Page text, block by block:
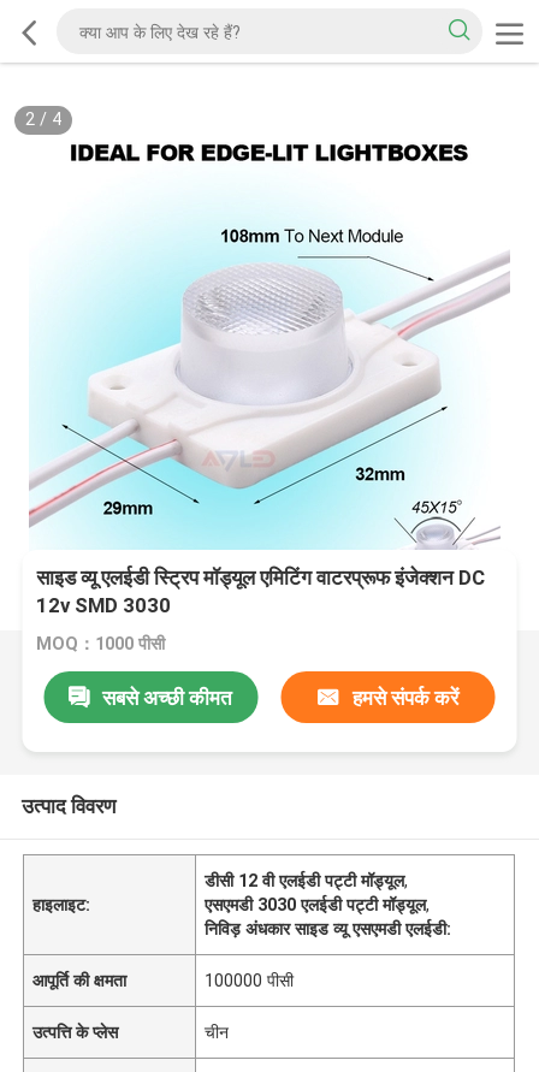
2/ 4
साइड व्यू एलईडी स्ट्रिप मॉड्यूल एमिटिंग वाटरप्रूफ इंजेक्शन DC
12v SMD 3030
MOQ：1000 पीसी
सबसे अच्छी कीमत हमसे संपर्क करें
उत्पाद विवरण
हाइलाइट:
डीसी 12 वी एलईडी पट्टी मॉड्यूल,
एसएमडी 3030 एलईडी पट्टी मॉड्यूल,
निविड़ अंधकार साइड व्यू एसएमडी एलईडी:
आपूर्ति की क्षमता 100000 पीसी
उत्पत्ति के प्लेस चीन